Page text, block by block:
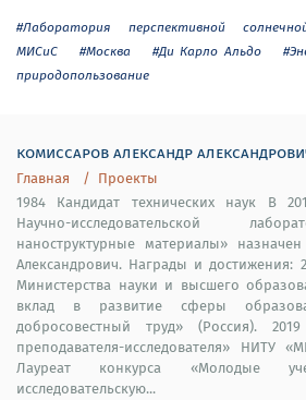
#Лаборатория перспективной
МИСиС
#Москва #Ди Карло Альдо
природопользование
комиссаров александр
Главная
Проекты
1984 Кандидат технических наук В
Научно-исследовательской
наноструктурные материалы»
Александрович. Награды и достижения:
Министерства науки и высшего
вклад в развитие сферы
добросовестный труд» (Россия).
преподавателя-исследователя» НИТУ
Лауреат конкурса «Молодые
исследовательскую...